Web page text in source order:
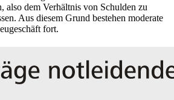
also dem Verhältnis von Schulden zu
Aus diesem Grund bestehen moderate
fort.